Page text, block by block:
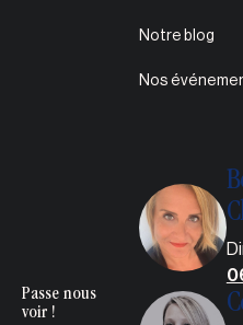
Passe nous
voir !
Notre blog
Nos